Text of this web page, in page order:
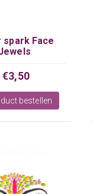
spark Face
€3,50
bestellen